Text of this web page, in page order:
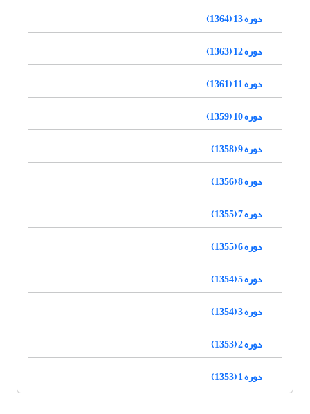
دوره 13 (1364)
دوره 12 (1363)
دوره 11 (1361)
دوره 10 (1359)
دوره 9 (1358)
دوره 8 (1356)
دوره 7 (1355)
دوره 6 (1355)
دوره 5 (1354)
دوره 3 (1354)
دوره 2 (1353)
دوره 1 (1353)